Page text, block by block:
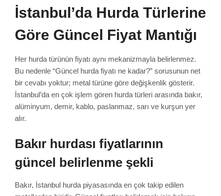
İstanbul’da Hurda Türlerine
Göre Güncel Fiyat Mantığı
Her hurda türünün fiyatı aynı mekanizmayla belirlenmez.
Bu nedenle “Güncel hurda fiyatı ne kadar?” sorusunun net
bir cevabı yoktur; metal türüne göre değişkenlik gösterir.
İstanbul’da en çok işlem gören hurda türleri arasında bakır,
alüminyum, demir, kablo, paslanmaz, sarı ve kurşun yer
alır.
Bakır hurdası fiyatlarının
güncel belirlenme şekli
Bakır, İstanbul hurda piyasasında en çok takip edilen